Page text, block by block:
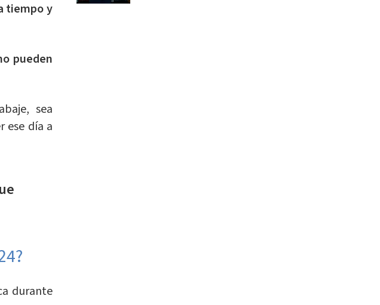
tiempo y
pueden
sea
ese día a
durante